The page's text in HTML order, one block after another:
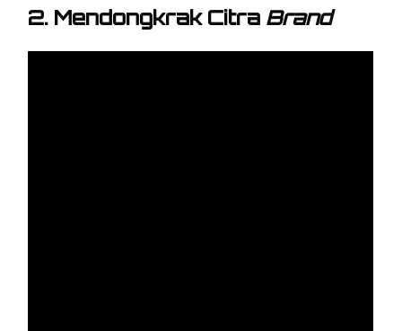
2. Mendongkrak Citra Brand